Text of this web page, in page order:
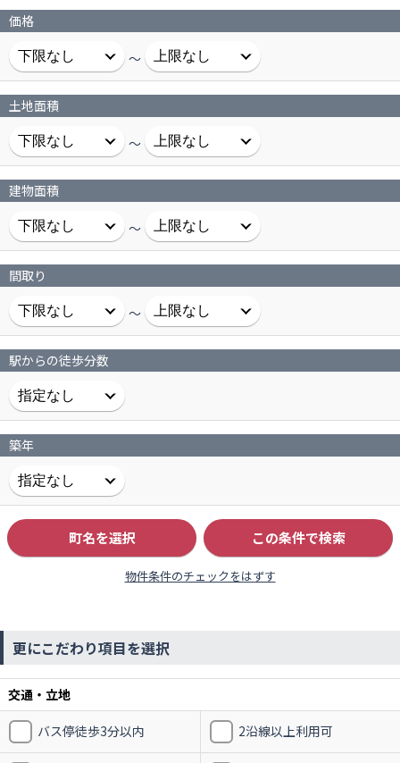
価格
～
土地面積
～
建物面積
～
間取り
～
駅からの徒歩分数
築年
町名を選択 この条件で検索
物件条件のチェックをはずす
更にこだわり項目を選択
交通・立地
バス停徒歩3分以内 2沿線以上利用可